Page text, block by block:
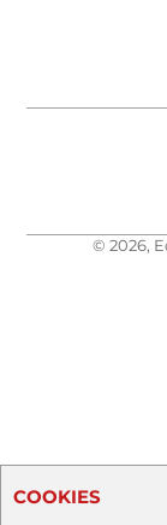
© 2026,
COOKIES